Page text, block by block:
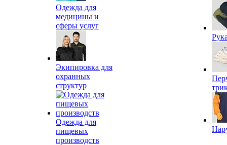
Одежда для
медицины и
сферы услуг
Экипировка для
охранных
структур
Одежда для
пищевых
производств